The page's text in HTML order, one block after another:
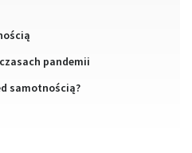
pandemii
samotnością?